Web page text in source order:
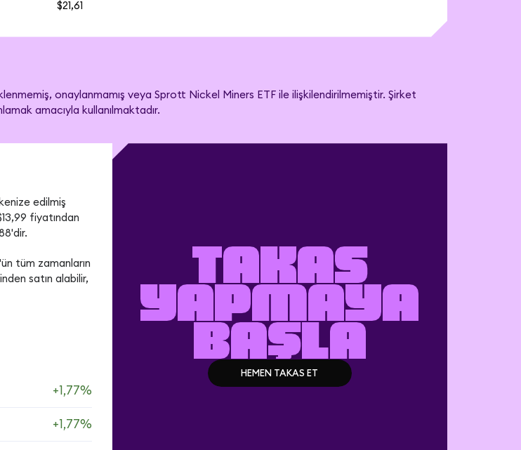
$21,61
onaylanmamış veya Sprott Nickel Miners ETF ile ilişkilendirilmemiştir. Şirket
amacıyla kullanılmaktadır.
edilmiş
fiyatından
tüm zamanların
satın alabilir,
+1,77%
+1,77%
TAKAS
YAPMAYA
BAŞLA
HEMEN TAKAS ET